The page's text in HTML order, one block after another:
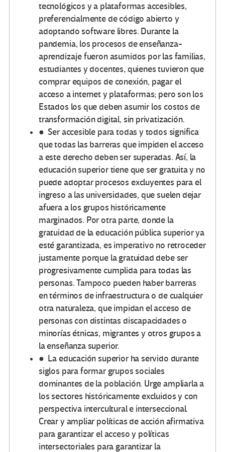
tecnológicos y a plataformas accesibles,
preferencialmente de código abierto y
adoptando software libres. Durante la
pandemia, los procesos de enseñanza-
aprendizaje fueron asumidos por las familias,
estudiantes y docentes, quienes tuvieron que
comprar equipos de conexión, pagar el
acceso a internet y plataformas; pero son los
Estados los que deben asumir los costos de
transformación digital, sin privatización.
● Ser accesible para todas y todos significa
que todas las barreras que impiden el acceso
a este derecho deben ser superadas. Así, la
educación superior tiene que ser gratuita y no
puede adoptar procesos excluyentes para el
ingreso a las universidades, que suelen dejar
afuera a los grupos históricamente
marginados. Por otra parte, donde la
gratuidad de la educación pública superior ya
esté garantizada, es imperativo no retroceder
justamente porque la gratuidad debe ser
progresivamente cumplida para todas las
personas. Tampoco pueden haber barreras
en términos de infraestructura o de cualquier
otra naturaleza, que impidan el acceso de
personas con distintas discapacidades o
minorías étnicas, migrantes y otros grupos a
la enseñanza superior.
● La educación superior ha servido durante
siglos para formar grupos sociales
dominantes de la población. Urge ampliarla a
los sectores históricamente excluidos y con
perspectiva intercultural e interseccional.
Crear y ampliar políticas de acción afirmativa
para garantizar el acceso y políticas
intersectoriales para garantizar la